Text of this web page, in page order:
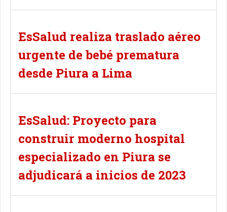
EsSalud realiza traslado aéreo
urgente de bebé prematura
desde Piura a Lima
EsSalud: Proyecto para
construir moderno hospital
especializado en Piura se
adjudicará a inicios de 2023